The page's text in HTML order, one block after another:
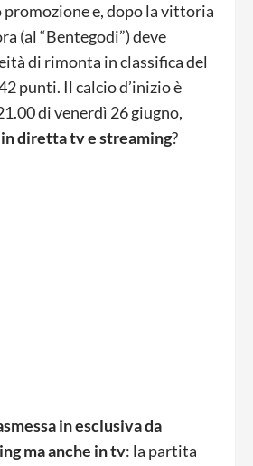
promozione e, dopo la vittoria
(al “Bentegodi”) deve
di rimonta in classifica del
punti. Il calcio d’inizio è
di venerdì 26 giugno,
diretta tv e streaming?
in esclusiva da
ma anche in tv: la partita